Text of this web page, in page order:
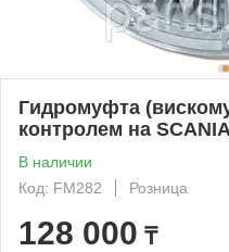
Гидромуфта
контролем на
В наличии
Код: FM282
Розница
128 000 ₸